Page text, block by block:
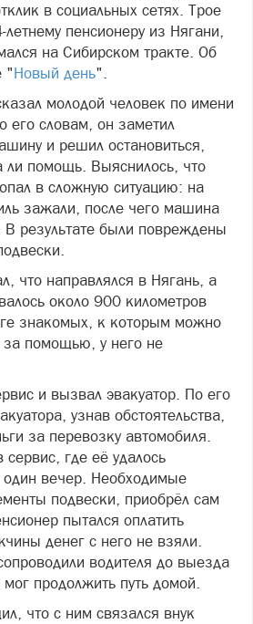
в социальных сетях. Трое
пенсионеру из Нягани,
на Сибирском тракте. Об
"Новый день".
молодой человек по имени
его словам, он заметил
и решил остановиться,
ли помощь. Выяснилось, что
в сложную ситуацию: на
зажали, после чего машина
результате были повреждены
что направлялся в Нягань, а
около 900 километров
знакомых, к которым можно
за помощью, у него не
и вызвал эвакуатор. По его
узнав обстоятельства,
за перевозку автомобиля.
где её удалось
один вечер. Необходимые
подвески, приобрёл сам
пытался оплатить
денег с него не взяли.
водителя до выезда
продолжить путь домой.
что с ним связался внук